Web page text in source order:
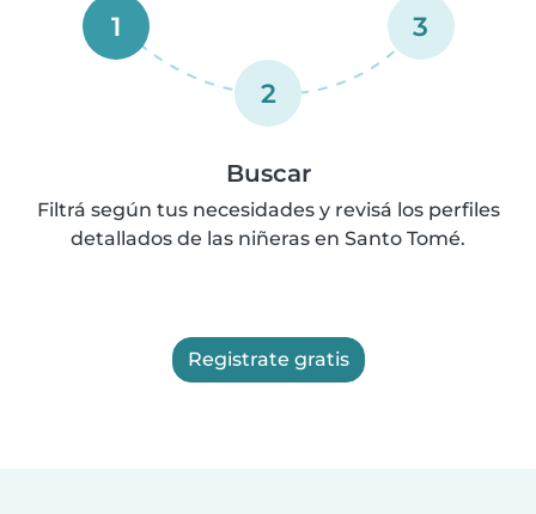
1
2
3
Buscar
Filtrá según tus necesidades y revisá los perfiles
detallados de las niñeras en Santo Tomé.
Registrate gratis